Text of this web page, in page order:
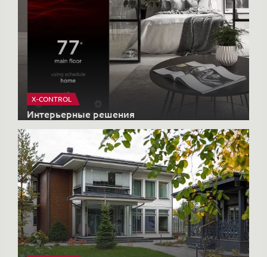
X-CONTROL
Интерьерные решения